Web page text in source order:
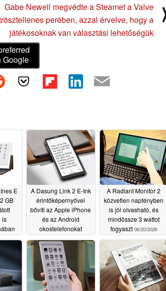
Gabe Newell megvédte a Steamet a Valve
perében, azzal érvelve, hogy a
játékosoknak van választási lehetőségük
Google
E
GB
is
A Dasung Link 2 E-Ink
érintőképernyővel
bővíti az Apple iPhone
és az Android
okostelefonokat
06/26/2026
A Radiant Monitor 2
közvetlen napfényben
is jól olvasható, és
mindössze 3 wattot
fogyaszt 06/20/2026